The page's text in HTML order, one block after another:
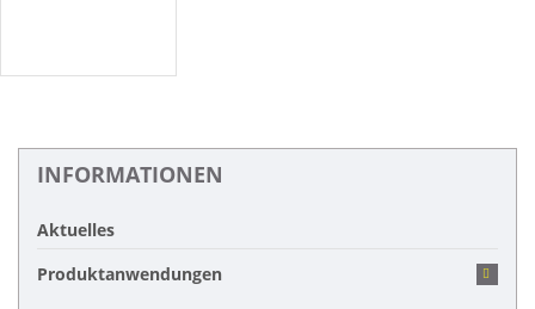
INFORMATIONEN
Aktuelles
Produktanwendungen